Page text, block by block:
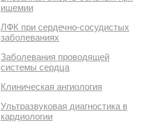
ишемии
ЛФК при сердечно-сосудистых
заболеваниях
Заболевания проводящей
системы сердца
Клиническая ангиология
Ультразвуковая диагностика в
кардиологии